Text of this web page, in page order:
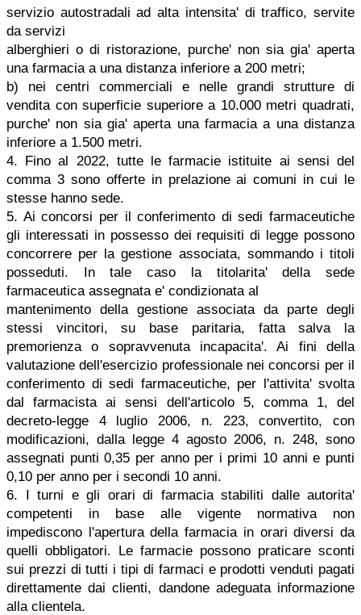
servizio autostradali ad alta intensita' di traffico, servite
da servizi
alberghieri o di ristorazione, purche' non sia gia' aperta
una farmacia a una distanza inferiore a 200 metri;
b) nei centri commerciali e nelle grandi strutture di
vendita con superficie superiore a 10.000 metri quadrati,
purche' non sia gia' aperta una farmacia a una distanza
inferiore a 1.500 metri.
4. Fino al 2022, tutte le farmacie istituite ai sensi del
comma 3 sono offerte in prelazione ai comuni in cui le
stesse hanno sede.
5. Ai concorsi per il conferimento di sedi farmaceutiche
gli interessati in possesso dei requisiti di legge possono
concorrere per la gestione associata, sommando i titoli
posseduti. In tale caso la titolarita' della sede
farmaceutica assegnata e' condizionata al
mantenimento della gestione associata da parte degli
stessi vincitori, su base paritaria, fatta salva la
premorienza o sopravvenuta incapacita'. Ai fini della
valutazione dell'esercizio professionale nei concorsi per il
conferimento di sedi farmaceutiche, per l'attivita' svolta
dal farmacista ai sensi dell'articolo 5, comma 1, del
decreto-legge 4 luglio 2006, n. 223, convertito, con
modificazioni, dalla legge 4 agosto 2006, n. 248, sono
assegnati punti 0,35 per anno per i primi 10 anni e punti
0,10 per anno per i secondi 10 anni.
6. I turni e gli orari di farmacia stabiliti dalle autorita'
competenti in base alle vigente normativa non
impediscono l'apertura della farmacia in orari diversi da
quelli obbligatori. Le farmacie possono praticare sconti
sui prezzi di tutti i tipi di farmaci e prodotti venduti pagati
direttamente dai clienti, dandone adeguata informazione
alla clientela.